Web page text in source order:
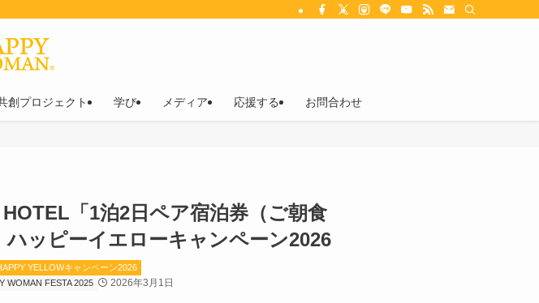
創プロジェクト 学び メディア 応援する お問合わせ
「1泊2日ペア宿泊券（ご朝食
ッピーイエローキャンペーン2026
YELLOWキャンペーン2026
WOMAN FESTA 2025 2026年3月1日